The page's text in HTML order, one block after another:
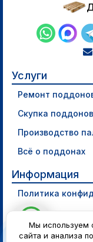
Услуги
Ремонт
Скупка поддонов
Производство
Всё о поддонах
Информация
Политика
Мы используем
сайта и анализа